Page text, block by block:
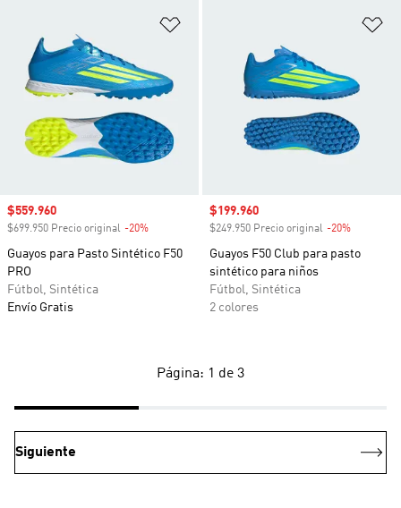
Precio de venta
$559.960
$699.950 Precio original -20%
Guayos para Pasto Sintético F50
PRO
Fútbol, Sintética
Envío Gratis
Precio de venta
$199.960
$249.950 Precio original -20%
Guayos F50 Club para pasto
sintético para niños
Fútbol, Sintética
2 colores
Página: 1 de 3
Siguiente